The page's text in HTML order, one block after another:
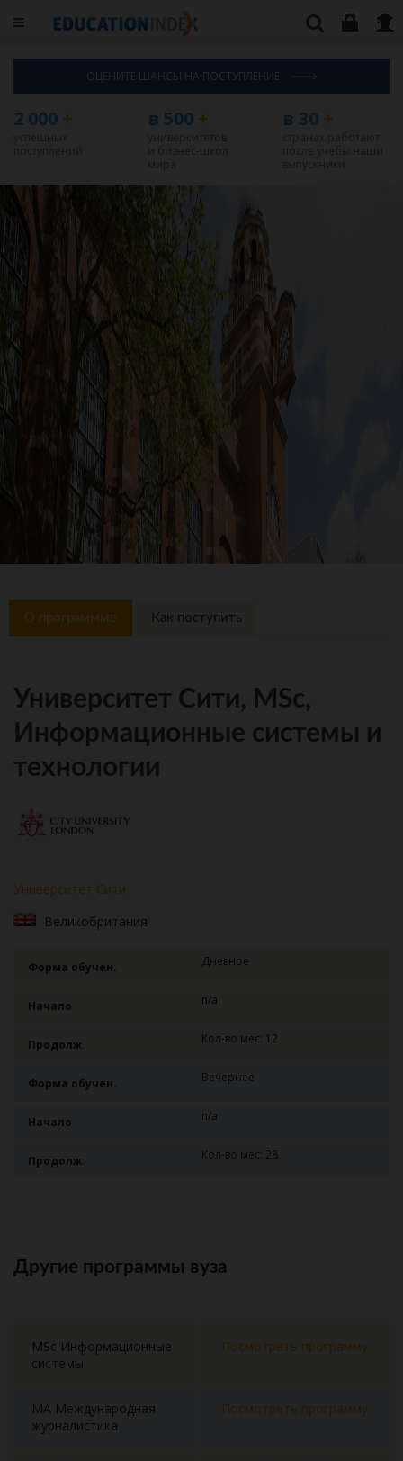
ОЦЕНИТЕ ШАНСЫ НА ПОСТУПЛЕНИЕ
2 000 + в 500 + в 30+
О программме Как поступить
Университет Сити, MSc,
Информационные системы и
технологии
Университет Сити
Великобритания
Форма обучен. Дневное
Начало n/a
Продолж. Кол-во мес: 12
Форма обучен. Вечернее
Начало n/a
Продолж. Кол-во мес: 28
Другие программы вуза
MSc Информационные
системы
Посмотреть программу
MA Международная
журналистика
Посмотреть программу